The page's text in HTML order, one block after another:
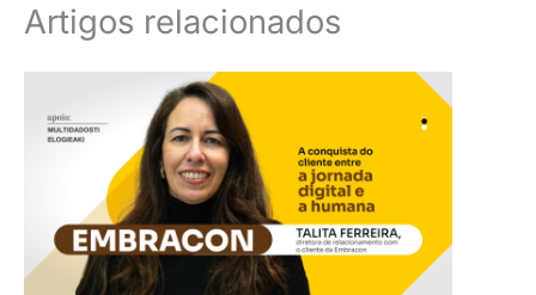
Artigos relacionados